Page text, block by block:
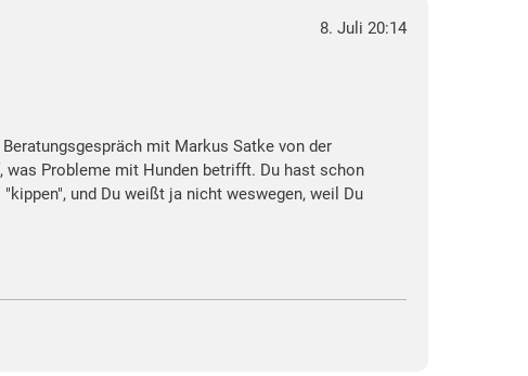
8. Juli 20:14
mit Markus Satke von der
was Probleme mit Hunden betrifft. Du hast schon
und Du weißt ja nicht weswegen, weil Du